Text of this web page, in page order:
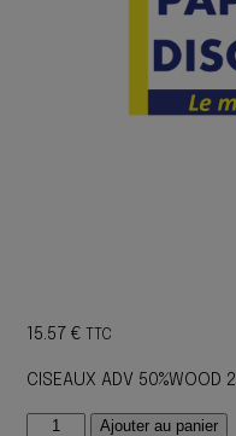
15.57€ TTC
CISEAUX ADV 50%WOOD
quantité Ajouter au panier